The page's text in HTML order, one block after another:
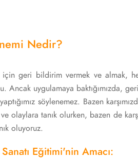
Nedir?
geri bildirim vermek ve almak,
Ancak uygulamaya baktığımızda,
söylenemez. Bazen
olaylara tanık olurken, bazen de
oluyoruz.
Eğitimi'nin Amacı: